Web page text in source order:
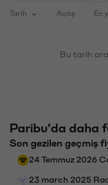
Tarih Açılış En
Bu tarih
Paribu'da daha
Son gezilen geçmiş
24 Temmuz 2026
23 march 2025